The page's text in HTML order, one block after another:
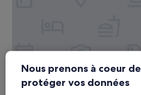
Nous prenons à coeur de
protéger vos données